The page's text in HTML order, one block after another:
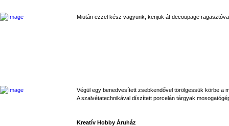
Miután ezzel kész vagyunk, kenjük át decoupage
Végül egy benedvesített zsebkendővel törölgessük körbe a
A szalvétatechnikával díszített porcelán tárgyak
Kreatív Hobby Áruház